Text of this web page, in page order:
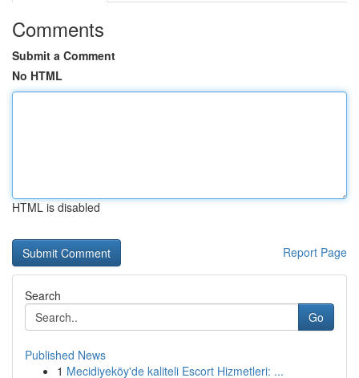
Comments
Submit a Comment
No HTML
HTML is disabled
Report Page
Search
Go
Published News
1 Mecidiyeköy'de kaliteli Escort Hizmetleri: ...